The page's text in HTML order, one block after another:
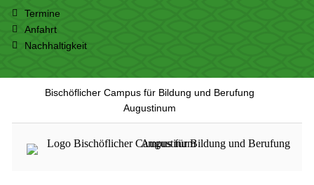
Termine
Anfahrt
Nachhaltigkeit
Bischöflicher Campus für Bildung und Berufung
Augustinum